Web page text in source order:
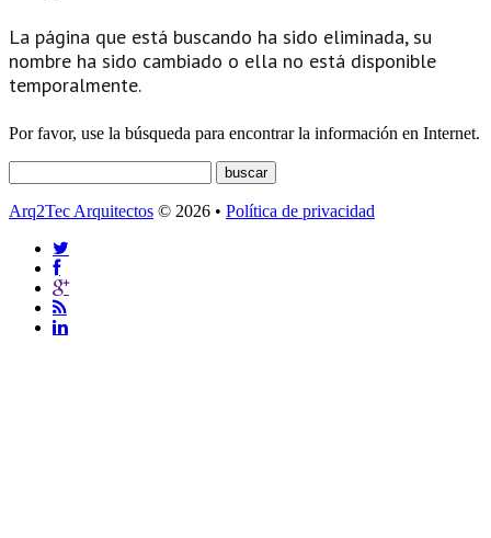
La página que está buscando ha sido eliminada, su
nombre ha sido cambiado o ella no está disponible
temporalmente.
Por favor, use la búsqueda para encontrar la información en Internet.
Arq2Tec Arquitectos © 2026 • Política de privacidad